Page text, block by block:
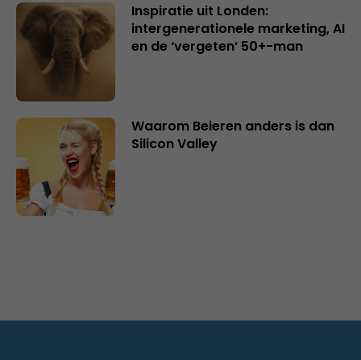
Inspiratie uit Londen:
intergenerationele marketing, AI
en de ‘vergeten’ 50+-man
Waarom Beieren anders is dan
Silicon Valley